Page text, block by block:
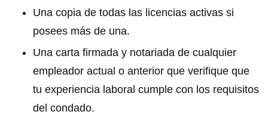
Una copia de todas las licencias activas si
posees más de una.
Una carta firmada y notariada de cualquier
empleador actual o anterior que verifique que
tu experiencia laboral cumple con los requisitos
del condado.